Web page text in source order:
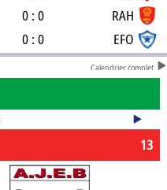
0 : 0 RAH
0 : 0 EFO
Calendrier complet
13